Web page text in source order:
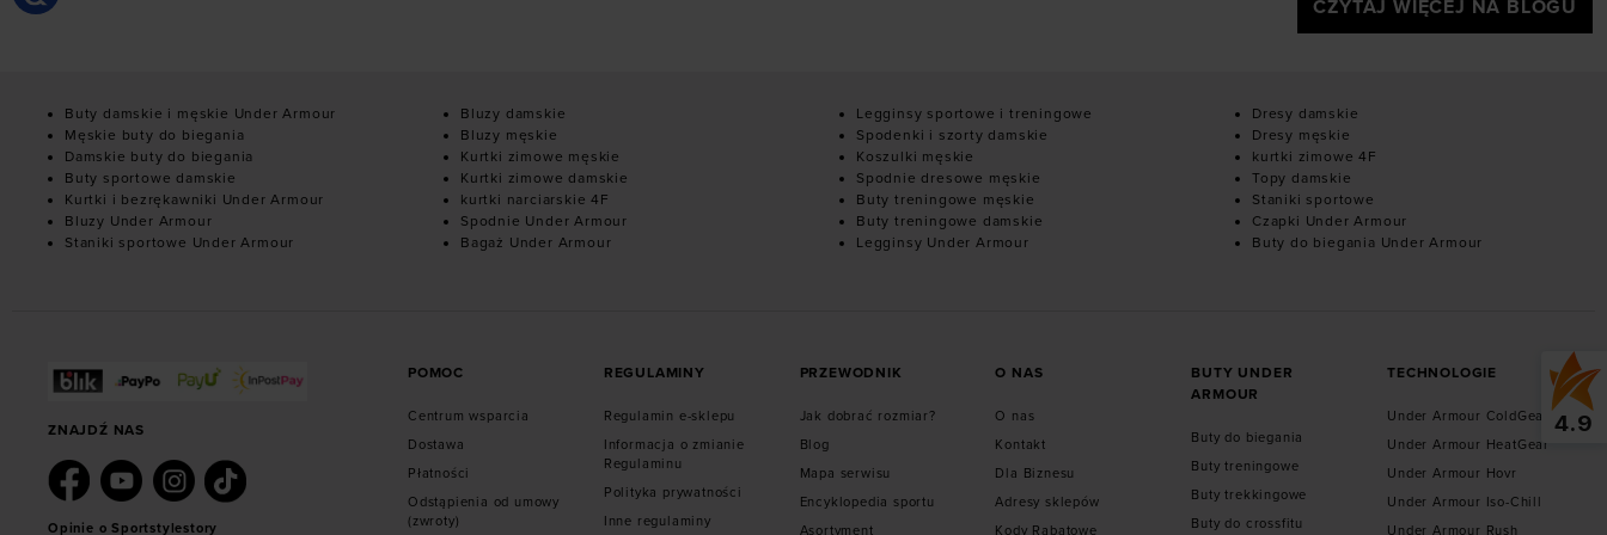
CZYTAJ WIĘCEJ NA BLOGU
Buty damskie i męskie Under Armour
Męskie buty do biegania
Damskie buty do biegania
Buty sportowe damskie
Kurtki i bezrękawniki Under Armour
Bluzy Under Armour
Staniki sportowe Under Armour
Bluzy damskie
Bluzy męskie
Kurtki zimowe męskie
Kurtki zimowe damskie
kurtki narciarskie 4F
Spodnie Under Armour
Bagaż Under Armour
Legginsy sportowe i treningowe
Spodenki i szorty damskie
Koszulki męskie
Spodnie dresowe męskie
Buty treningowe męskie
Buty treningowe damskie
Legginsy Under Armour
Dresy damskie
Dresy męskie
kurtki zimowe 4F
Topy damskie
Staniki sportowe
Czapki Under Armour
Buty do biegania Under Armour
ZNAJDŹ NAS
Opinie o Sportstylestory
POMOC
Centrum wsparcia
Dostawa
Płatności
Odstąpienia od umowy
(zwroty)
REGULAMINY
Regulamin e-sklepu
Informacja o zmianie
Regulaminu
Polityka prywatności
Inne regulaminy
PRZEWODNIK
Jak dobrać rozmiar?
Blog
Mapa serwisu
Encyklopedia sportu
Asortyment
O NAS
O nas
Kontakt
Dla Biznesu
Adresy sklepów
Kody Rabatowe
BUTY UNDER
ARMOUR
Buty do biegania
Buty treningowe
Buty trekkingowe
Buty do crossfitu
TECHNOLOGIE
Under Armour ColdGear
Under Armour HeatGear
Under Armour Hovr
Under Armour Iso-Chill
Under Armour Rush
4.9